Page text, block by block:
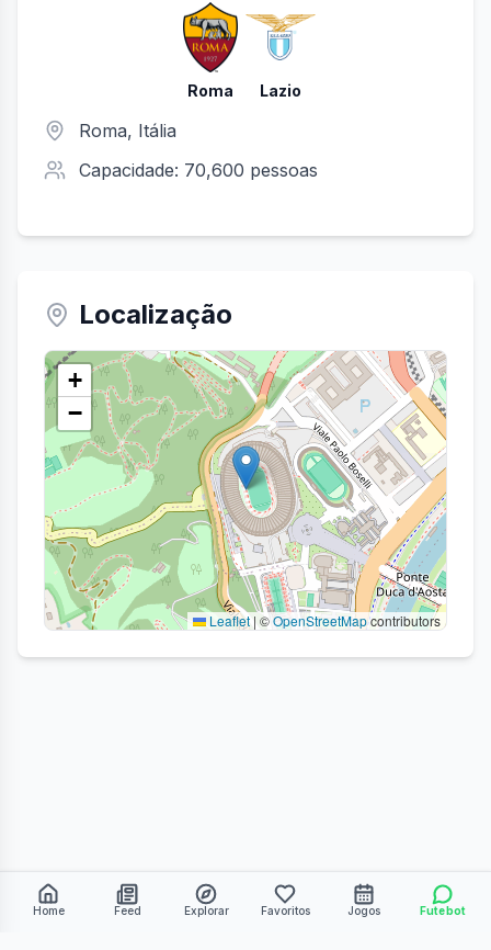
Roma, Itália
Capacidade: 70,600 pessoas
Roma Lazio
Localização
+
−
Leaflet | ©OpenStreetMapcontributors
Home Feed Explorar Favoritos Jogos Futebot